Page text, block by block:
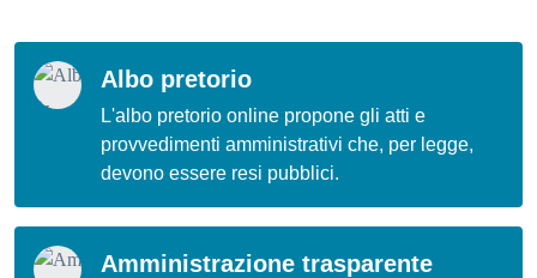
Albo pretorio
L'albo pretorio online propone gli atti e
provvedimenti amministrativi che, per legge,
devono essere resi pubblici.
Amministrazione trasparente